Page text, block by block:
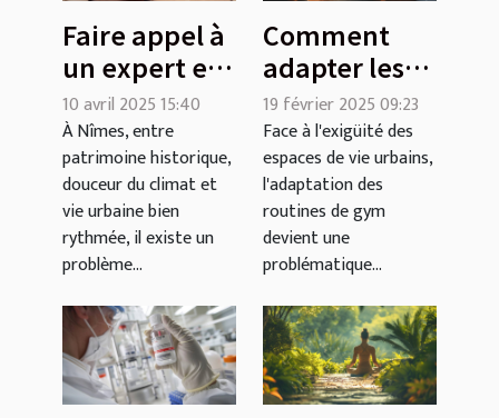
Faire appel à
un expert en
dératisation
à Nîmes : un
choix
judicieux
10 avril 2025 15:40
À Nîmes, entre
patrimoine historique,
douceur du climat et
vie urbaine bien
rythmée, il existe un
problème...
Comment
adapter les
routines de
gym pour les
petits
espaces
19 février 2025 09:23
Face à l'exigüité des
espaces de vie urbains,
l'adaptation des
routines de gym
devient une
problématique...